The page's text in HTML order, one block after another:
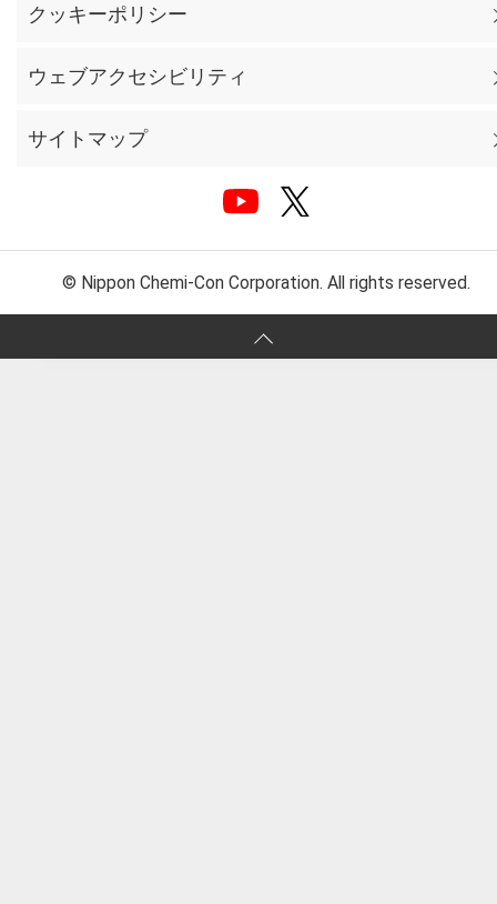
クッキーポリシー
ウェブアクセシビリティ
サイトマップ
© Nippon Chemi-Con Corporation. All rights reserved.